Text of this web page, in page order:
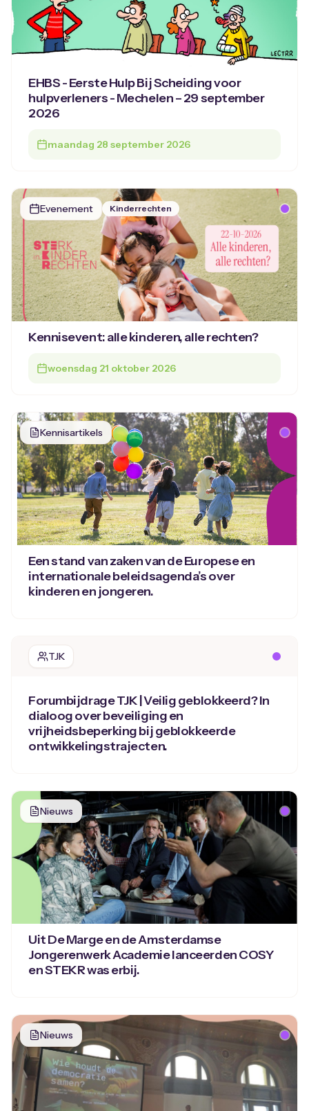
EHBS - Eerste Hulp Bij Scheiding voor
hulpverleners - Mechelen – 29 september
2026
maandag 28 september 2026
Evenement Kinderrechten
Kennisevent: alle kinderen, alle rechten?
woensdag 21 oktober 2026
Kennisartikels
Een stand van zaken van de Europese en
internationale beleidsagenda’s over
kinderen en jongeren.
TJK
Forumbijdrage TJK | Veilig geblokkeerd? In
dialoog over beveiliging en
vrijheidsbeperking bij geblokkeerde
ontwikkelingstrajecten.
Nieuws
Uit De Marge en de Amsterdamse
Jongerenwerk Academie lanceerden COSY
en STEKR was erbij.
Nieuws